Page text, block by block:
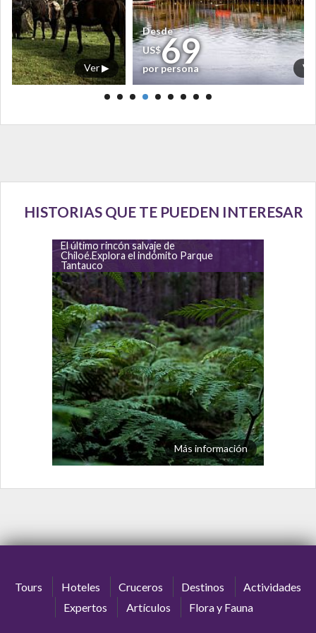
Ver ▶
Desde
US$69
por persona
HISTORIAS QUE TE PUEDEN INTERESAR
El último rincón salvaje de
Chiloé.Explora el indómito Parque
Tantauco
Más información
Tours Hoteles Cruceros Destinos
Actividades
Expertos
Artículos Flora y Fauna